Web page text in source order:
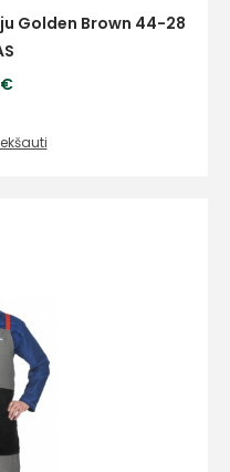
Golden Brown 44-28